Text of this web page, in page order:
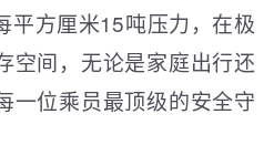
平方厘米15吨压力，在极
空间，无论是家庭出行还
一位乘员最顶级的安全守